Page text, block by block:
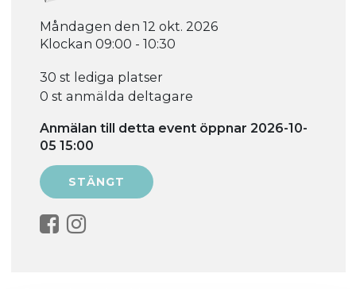
Måndagen den 12 okt. 2026
Klockan 09:00 - 10:30
30 st lediga platser
0 st anmälda deltagare
Anmälan till detta event öppnar 2026-10-
05 15:00